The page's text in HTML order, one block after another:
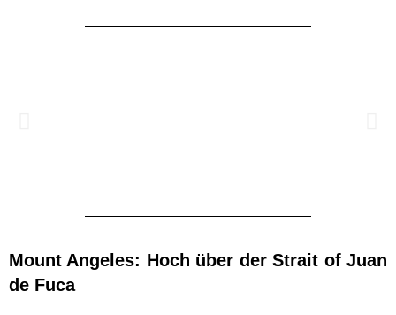
Mount Angeles: Hoch über der Strait of Juan
de Fuca